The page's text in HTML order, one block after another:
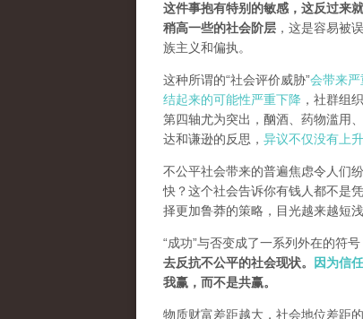
这件事抱有特别的敏感，这反过来
稍高一些的社会阶层 ，这是容易被
族主义和偏执。
这种所谓的“社会评价威胁”会带来
结起来的可能性严重下降 ，社群组
第四轴尤为突出，酗酒、药物滥用
达和谦逊的反思， 异议不仅没有上
不公平社会带来的普遍焦虑令人们
快？这个社会告诉你有钱人都不是
择更加鲁莽的策略，目光越来越短
“成功”与否变成了一系列外在的符
去反抗不公平的社会现状。
因为信
我赢，而不是共赢。
物质财富差距越大，社会地位差距